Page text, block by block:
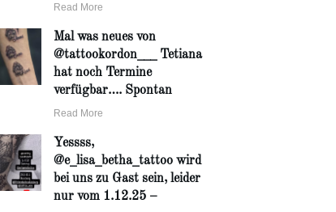
Read More
Mal was neues von
@tattookordon___ Tetiana
hat noch Termine
verfügbar…. Spontan
Read More
Yessss,
@e_lisa_betha_tattoo wird
bei uns zu Gast sein, leider
nur vom 1.12.25 –